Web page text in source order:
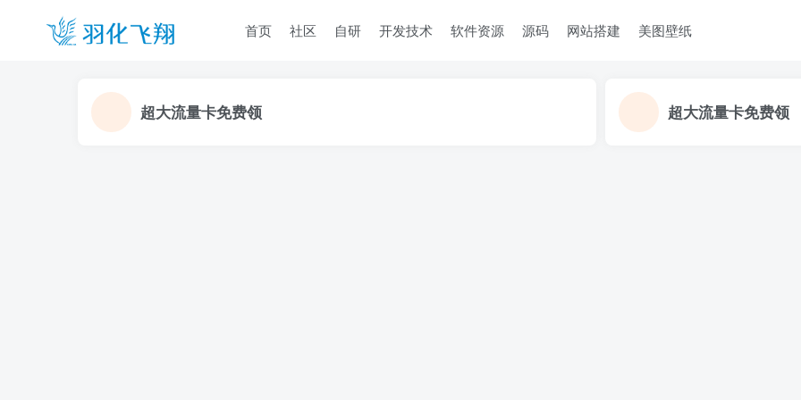
首页 社区 自研 开发技术 软件资源 源码 网站搭建 美图壁纸
超大流量卡免费领 超大流量卡免费领